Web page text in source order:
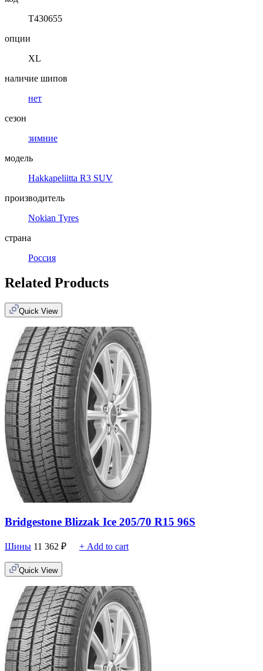
T430655
опции
XL
наличие шипов
нет
сезон
зимние
модель
Hakkapeliitta R3 SUV
производитель
Nokian Tyres
страна
Россия
Related Products
Quick View
Bridgestone Blizzak Ice 205/70 R15 96S
Шины 11 362 ₽ + Add to cart
Quick View